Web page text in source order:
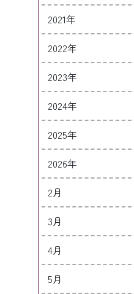
2021年
2022年
2023年
2024年
2025年
2026年
2月
3月
4月
5月